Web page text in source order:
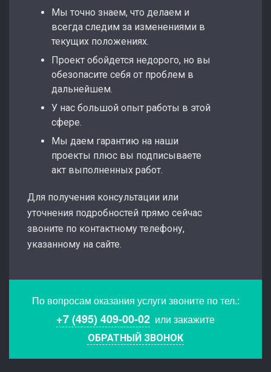
Мы точно знаем, что делаем и
всегда следим за изменениями в
текущих положениях.
Проект обойдется недорого, но вы
обезопасите себя от проблем в
дальнейшем.
У нас большой опыт работы в этой
сфере.
Мы даем гарантию на наши
проекты плюс вы подписываете
акт выполненных работ.
Для получения консультации или
уточнения подробностей прямо сейчас
звоните по контактному телефону,
указанному на сайте.
По вопросам оказания услуги звоните по тел.:
+7 (495) 409-00-02 или закажите
ОБРАТНЫЙ ЗВОНОК